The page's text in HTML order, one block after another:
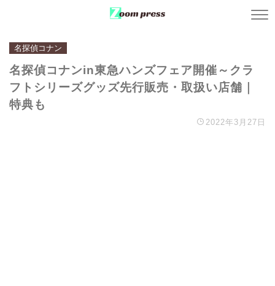
名探偵コナン
名探偵コナンin東急ハンズフェア開催～クラ
フトシリーズグッズ先行販売・取扱い店舗｜
特典も
2022年3月27日